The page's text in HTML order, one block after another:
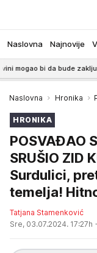
Naslovna Najnovije
bi da bude zaključen
Naslovna Hronika
HRONIKA
POSVAĐAO
SRUŠIO ZID
Surdulici,
temelja!
Tatjana Stamenković
Sre, 03.07.2024. 17:27h